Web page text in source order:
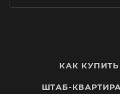
КАК КУПИТЬ
ШТАБ-